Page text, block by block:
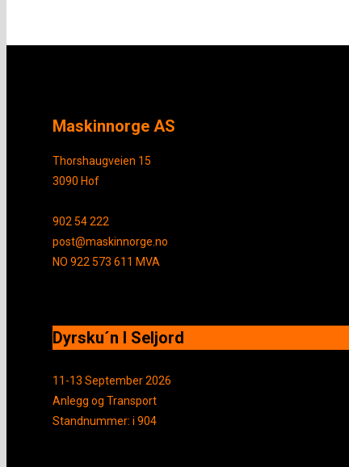
Maskinnorge AS
Thorshaugveien 15
3090 Hof
902 54 222
post@maskinnorge.no
NO 922 573 611 MVA
Dyrsku´n I Seljord
11-13 September 2026
Anlegg og Transport
Standnummer: i 904